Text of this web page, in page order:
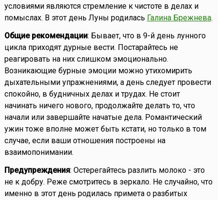
условиями являются стремление к чистоте в делах и
помыслах. В этот день Луны родилась Галина Брежнева.
Общие рекомендации: Бывает, что в 9-й день лунного
цикла приходят дурные вести. Постарайтесь не
реагировать на них слишком эмоционально.
Возникающие бурные эмоции можно утихомирить
дыхательными упражнениями, а день следует провести
спокойно, в будничных делах и трудах. Не стоит
начинать ничего нового, продолжайте делать то, что
начали или завершайте начатые дела. Романтический
ужин тоже вполне может быть кстати, но только в том
случае, если ваши отношения построены на
взаимопонимании.
Предупреждения: Остерегайтесь разлить молоко - это
не к добру. Реже смотритесь в зеркало. Не случайно, что
именно в этот день родилась примета о разбитых